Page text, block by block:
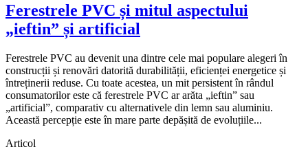
Ferestrele PVC și mitul aspectului
„ieftin” și artificial
Ferestrele PVC au devenit una dintre cele mai populare alegeri în
construcții și renovări datorită durabilității, eficienței energetice și
întreținerii reduse. Cu toate acestea, un mit persistent în rândul
consumatorilor este că ferestrele PVC ar arăta „ieftin” sau
„artificial”, comparativ cu alternativele din lemn sau aluminiu.
Această percepție este în mare parte depășită de evoluțiile...
Articol